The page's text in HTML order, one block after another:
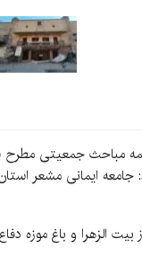
اینکه مجموعه « مثبت ۳ »
بیت الزهرا و باغ